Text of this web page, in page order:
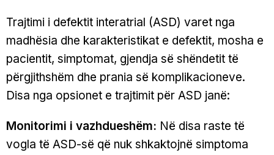
Trajtimi i defektit interatrial (ASD) varet nga
madhësia dhe karakteristikat e defektit, mosha e
pacientit, simptomat, gjendja së shëndetit të
përgjithshëm dhe prania së komplikacioneve.
Disa nga opsionet e trajtimit për ASD janë:
Monitorimi i vazhdueshëm: Në disa raste të
vogla të ASD-së që nuk shkaktojnë simptoma